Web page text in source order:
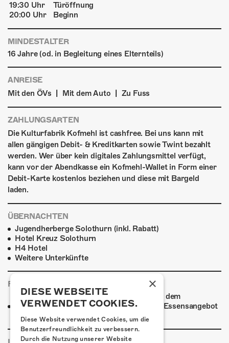
19:30 Uhr
Türöffnung
20:00 Uhr
Beginn
MINDESTALTER
16 Jahre (od. in Begleitung eines Elternteils)
ANREISE
Mit den ÖVs
Mit dem Auto Zu Fuss
ZAHLUNGSARTEN
Die Kulturfabrik Kofmehl ist cashfree. Bei uns kann mit
allen gängigen Debit- & Kreditkarten sowie Twint bezahlt
werden. Wer über kein digitales Zahlungsmittel verfügt,
kann vor der Abendkasse ein Kofmehl-Wallet in Form einer
Debit-Karte kostenlos beziehen und diese mit Bargeld
laden.
ÜBERNACHTEN
Jugendherberge Solothurn (inkl. Rabatt)
Hotel Kreuz Solothurn
H4 Hotel
Weitere Unterkünfte
FOODTRUCK
Ab 19:30 Uhr verwöhnt ein Foodtruck auf dem
Kofmehlareal die Gäste mit einem breiten Essensangebot
zu fairen Preisen.
×
DIESE WEBSEITE
VERWENDET COOKIES.
Diese Website verwendet Cookies, um die
Benutzerfreundlichkeit zu verbessern.
Durch die Nutzung unserer Website